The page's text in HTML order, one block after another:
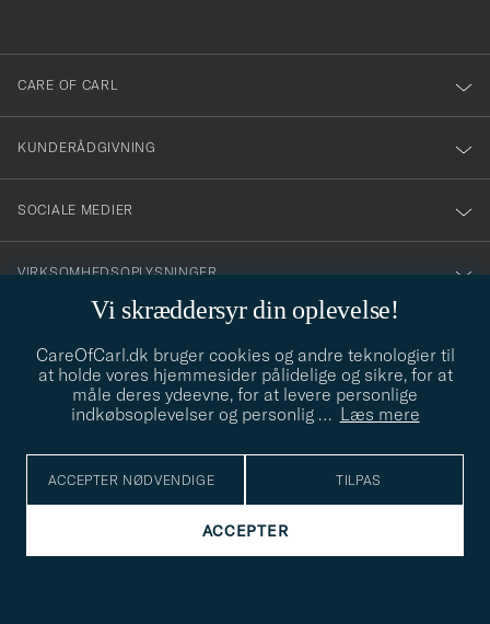
Vi skræddersyr din oplevelse!
CareOfCarl.dk bruger cookies og andre teknologier til
at holde vores hjemmesider pålidelige og sikre, for at
måle deres ydeevne, for at levere personlige
indkøbsoplevelser og personlig … Læs mere
ACCEPTER NØDVENDIGE TILPAS
ACCEPTER
dig
till
vårt
nyhetsbrev!
CARE OF CARL
KUNDERÅDGIVNING
SOCIALE MEDIER
VIRKSOMHEDSOPLYSNINGER
STILRÅD
Behøver du hjælp til at finde din stil? Lad os hjælpe dig, vi hjælper
gerne til!